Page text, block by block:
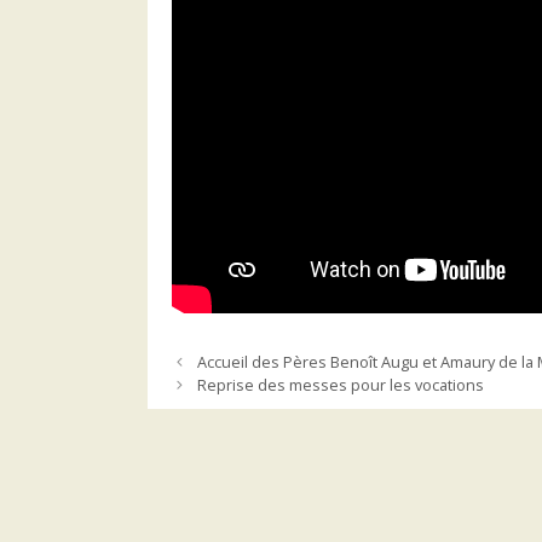
Accueil des Pères Benoît Augu et Amaury de la
Reprise des messes pour les vocations